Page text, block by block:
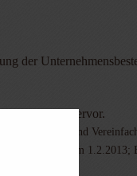
der
Vorschriftenhervor.
Änderung und
PM Nr. 11 vom